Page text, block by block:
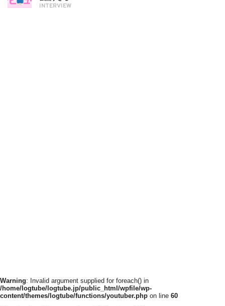
INTERVIEW
Warning: Invalid argument supplied for foreach() in
/home/logtube/logtube.jp/public_html/wpfile/wp-
content/themes/logtube/functions/youtuber.php on line 60